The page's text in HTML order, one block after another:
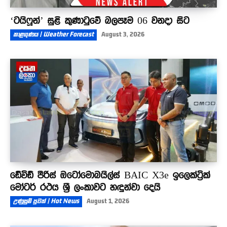
‘ටයිෆූන්’ සුළි කුණාටුවේ බලපෑම 06 වනදා සිට
කාළගුණය | Weather Forecast August 3, 2026
ඩේවිඩ් පීරිස් ඔටෝමොබයිල්ස් BAIC X3e ඉලෙක්ට්‍රික්
මෝටර් රථය ශ්‍රී ලංකාවට හඳුන්වා දෙයි
උණුසුම් පුවත් | Hot News August 1, 2026